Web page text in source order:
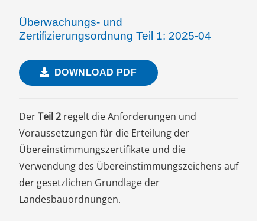
Überwachungs- und
Zertifizierungsordnung Teil 1: 2025-04
DOWNLOAD PDF
DerTeil 2 regelt die Anforderungen und
Voraussetzungen für die Erteilung der
Übereinstimmungszertifikate und die
Verwendung des Übereinstimmungszeichens auf
der gesetzlichen Grundlage der
Landesbauordnungen.